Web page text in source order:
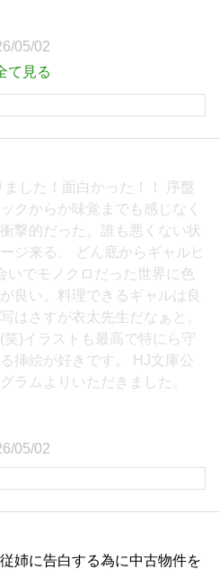
05/02
て見る
ました！面白かった！！ 序盤
クからか味覚までも感じなく
撃的だった。誰も悪くない状
ジ来る。 どん底からギャルヒ
いでモノクロだった世界に色
良い。料理できるギャルは良
はさすが衣太先生だなぁと。
笑)イラストも最高で特にら守
挿絵が好きです。 HJ文庫公
ラムよりいただきました。
05/02
姉に告白する為に中古物件を